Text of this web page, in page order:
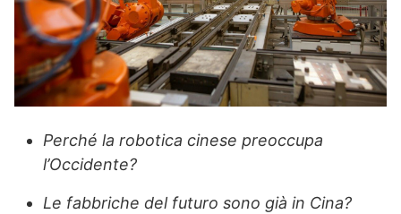
Perché la robotica cinese preoccupa
l’Occidente?
Le fabbriche del futuro sono già in Cina?